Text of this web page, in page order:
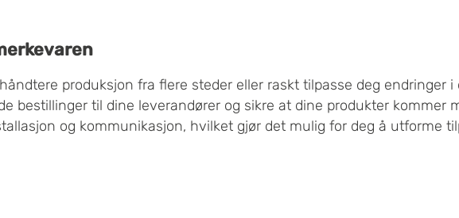
produksjon fra flere steder eller raskt tilpasse deg endringer i
bestillinger til dine leverandører og sikre at dine produkter kommer
og kommunikasjon, hvilket gjør det mulig for deg å utforme